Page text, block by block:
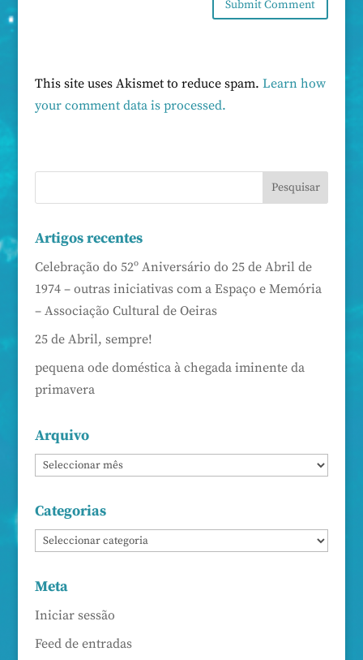
This site uses Akismet to reduce spam. Learn how
your comment data is processed.
Artigos recentes
Celebração do 52º Aniversário do 25 de Abril de
1974 – outras iniciativas com a Espaço e Memória
– Associação Cultural de Oeiras
25 de Abril, sempre!
pequena ode doméstica à chegada iminente da
primavera
Arquivo
Categorias
Meta
Iniciar sessão
Feed de entradas